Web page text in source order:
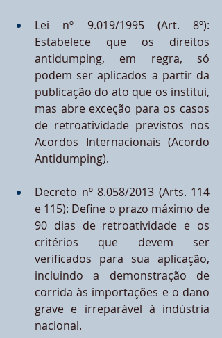
Lei nº 9.019/1995 (Art. 8º):
Estabelece que os direitos
antidumping, em regra, só
podem ser aplicados a partir da
publicação do ato que os institui,
mas abre exceção para os casos
de retroatividade previstos nos
Acordos Internacionais (Acordo
Antidumping).
Decreto nº 8.058/2013 (Arts. 114
e 115): Define o prazo máximo de
90 dias de retroatividade e os
critérios que devem ser
verificados para sua aplicação,
incluindo a demonstração de
corrida às importações e o dano
grave e irreparável à indústria
nacional.